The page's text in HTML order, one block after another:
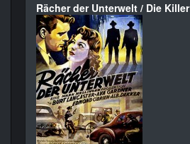
Rächer der Unterwelt / Die Killer